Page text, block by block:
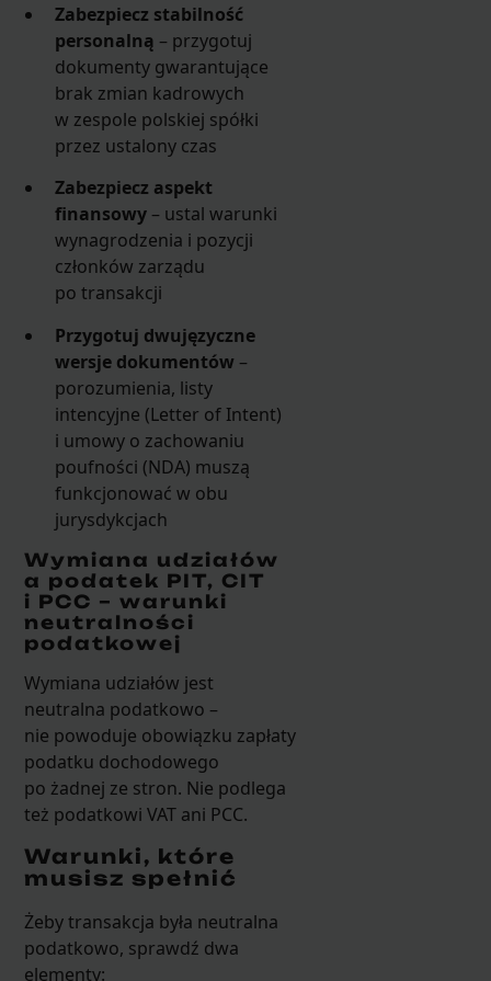
Zabezpiecz stabilność
personalną – przygotuj
dokumenty gwarantujące
brak zmian kadrowych
w zespole polskiej spółki
przez ustalony czas
Zabezpiecz aspekt
finansowy – ustal warunki
wynagrodzenia i pozycji
członków zarządu
po transakcji
Przygotuj dwujęzyczne
wersje dokumentów –
porozumienia, listy
intencyjne (Letter of Intent)
i umowy o zachowaniu
poufności (NDA) muszą
funkcjonować w obu
jurysdykcjach
Wymiana udziałów
a podatek PIT, CIT
i PCC – warunki
neutralności
podatkowej
Wymiana udziałów jest
neutralna podatkowo –
nie powoduje obowiązku zapłaty
podatku dochodowego
po żadnej ze stron. Nie podlega
też podatkowi VAT ani PCC.
Warunki, które
musisz spełnić
Żeby transakcja była neutralna
podatkowo, sprawdź dwa
elementy: